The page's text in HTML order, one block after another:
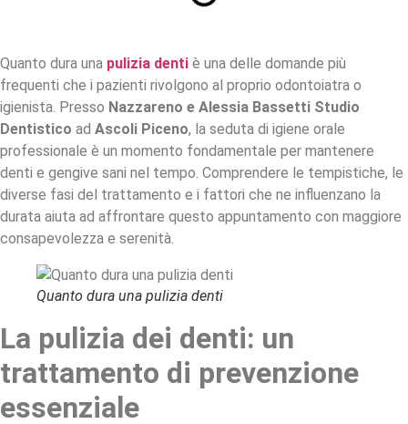
Quanto dura una pulizia denti è una delle domande più
frequenti che i pazienti rivolgono al proprio odontoiatra o
igienista. Presso Nazzareno e Alessia Bassetti Studio
Dentistico ad Ascoli Piceno, la seduta di igiene orale
professionale è un momento fondamentale per mantenere
denti e gengive sani nel tempo. Comprendere le tempistiche, le
diverse fasi del trattamento e i fattori che ne influenzano la
durata aiuta ad affrontare questo appuntamento con maggiore
consapevolezza e serenità.
Quanto dura una pulizia denti
La pulizia dei denti: un
trattamento di prevenzione
essenziale